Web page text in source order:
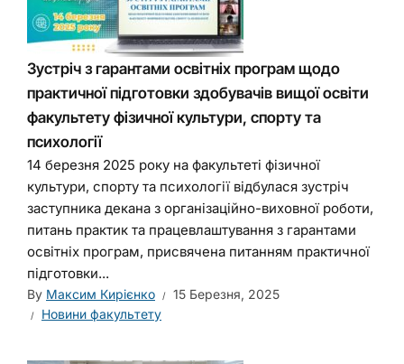
Зустріч з гарантами освітніх програм щодо
практичної підготовки здобувачів вищої освіти
факультету фізичної культури, спорту та
психології
14 березня 2025 року на факультеті фізичної
культури, спорту та психології відбулася зустріч
заступника декана з організаційно-виховної роботи,
питань практик та працевлаштування з гарантами
освітніх програм, присвячена питанням практичної
підготовки...
By Максим Кирієнко
15 Березня, 2025
Новини факультету